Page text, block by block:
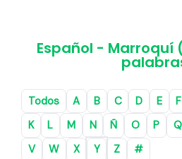
Español - Marroquí
Todos A B C D E F
K
L M N Ñ O P Q
V
W X Y Z #